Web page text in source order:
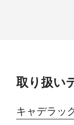
乗車定員
取り扱い
キャデラッ